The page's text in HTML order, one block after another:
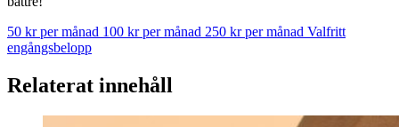
50 kr per månad 100 kr per månad 250 kr per månad Valfritt
engångsbelopp
Relaterat innehåll